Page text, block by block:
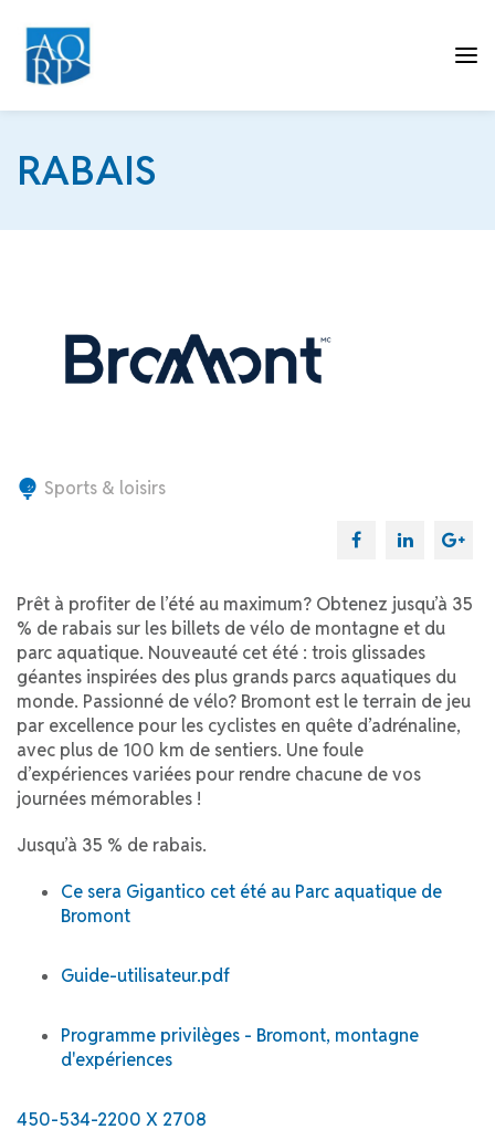
RABAIS
Sports & loisirs
Prêt à profiter de l’été au maximum? Obtenez jusqu’à 35
% de rabais sur les billets de vélo de montagne et du
parc aquatique. Nouveauté cet été : trois glissades
géantes inspirées des plus grands parcs aquatiques du
monde. Passionné de vélo? Bromont est le terrain de jeu
par excellence pour les cyclistes en quête d’adrénaline,
avec plus de 100 km de sentiers. Une foule
d’expériences variées pour rendre chacune de vos
journées mémorables !
Jusqu’à 35 % de rabais.
Ce sera Gigantico cet été au Parc aquatique de
Bromont
Guide-utilisateur.pdf
Programme privilèges - Bromont, montagne
d'expériences
450-534-2200 X 2708